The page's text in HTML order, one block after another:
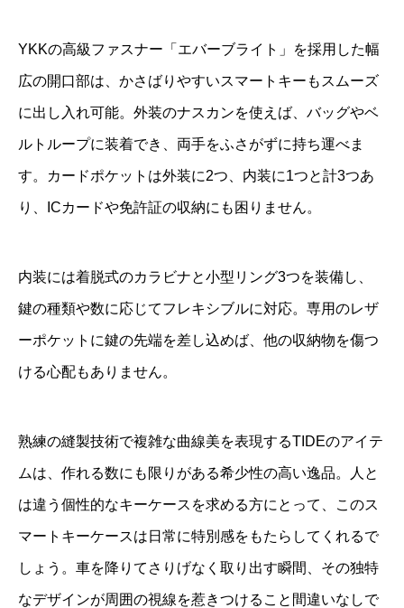
YKKの高級ファスナー「エバーブライト」を採用した幅
広の開口部は、かさばりやすいスマートキーもスムーズ
に出し入れ可能。外装のナスカンを使えば、バッグやベ
ルトループに装着でき、両手をふさがずに持ち運べま
す。カードポケットは外装に2つ、内装に1つと計3つあ
り、ICカードや免許証の収納にも困りません。
内装には着脱式のカラビナと小型リング3つを装備し、
鍵の種類や数に応じてフレキシブルに対応。専用のレザ
ーポケットに鍵の先端を差し込めば、他の収納物を傷つ
ける心配もありません。
熟練の縫製技術で複雑な曲線美を表現するTIDEのアイテ
ムは、作れる数にも限りがある希少性の高い逸品。人と
は違う個性的なキーケースを求める方にとって、このス
マートキーケースは日常に特別感をもたらしてくれるで
しょう。車を降りてさりげなく取り出す瞬間、その独特
なデザインが周囲の視線を惹きつけること間違いなしで